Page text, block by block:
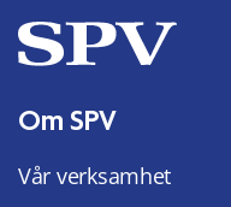
Om SPV
Vår verksamhet